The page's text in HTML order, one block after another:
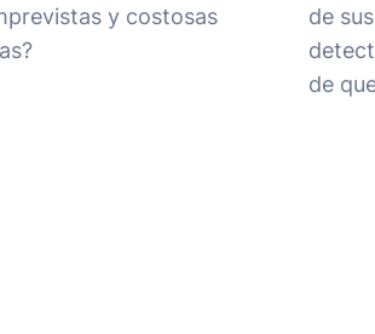
y costosas
de
de